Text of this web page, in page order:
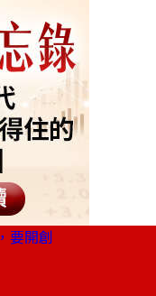
要開創